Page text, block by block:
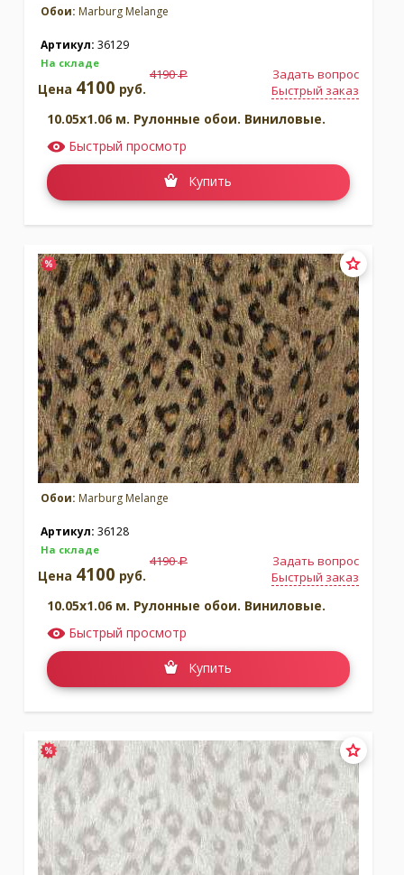
Обои: Marburg Melange
Артикул: 36129
На складе
Задать вопрос
Быстрый заказ
Цена 4100 руб.
4190a
10.05x1.06 м. Рулонные обои. Виниловые.
Быстрый просмотр
Купить
Обои: Marburg Melange
Артикул: 36128
На складе
Задать вопрос
Быстрый заказ
Цена 4100 руб.
4190a
10.05x1.06 м. Рулонные обои. Виниловые.
Быстрый просмотр
Купить